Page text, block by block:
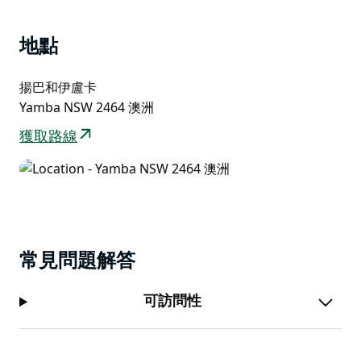
地點
揚巴和伊盧卡
Yamba NSW 2464 澳洲
獲取路線
常見問題解答
可訪問性